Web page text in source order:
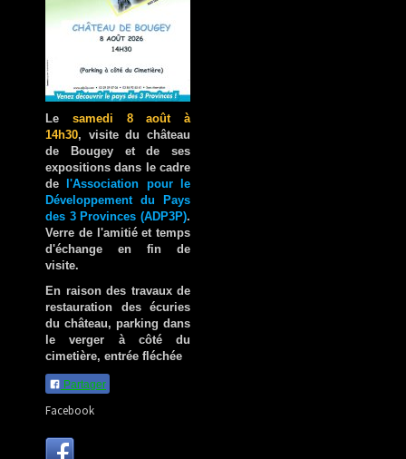
Le samedi 8 août à
14h30, visite du château
de Bougey et de ses
expositions dans le cadre
de
l'Association pour le
Développement du Pays
des 3 Provinces (ADP3P).
Verre de l'amitié et temps
d'échange en fin de
visite.
En raison des travaux de
restauration des écuries
du château, parking dans
le verger à côté du
cimetière, entrée fléchée
Partager
Facebook